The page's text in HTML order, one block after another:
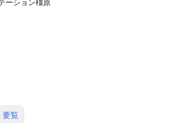
ーション橿原
要覧